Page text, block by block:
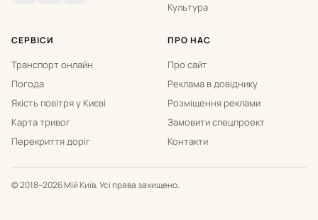
Культура
СЕРВІСИ
Транспорт онлайн
Погода
Якість повітря у Києві
Карта тривог
Перекриття доріг
ПРО НАС
Про сайт
Реклама в довіднику
Розміщення реклами
Замовити спецпроект
Контакти
© 2018–2026 Мій Київ. Усі права захищено.